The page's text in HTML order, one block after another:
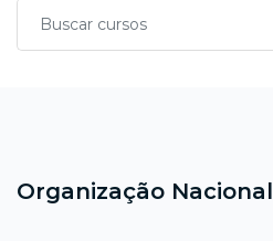
Organização Nacional